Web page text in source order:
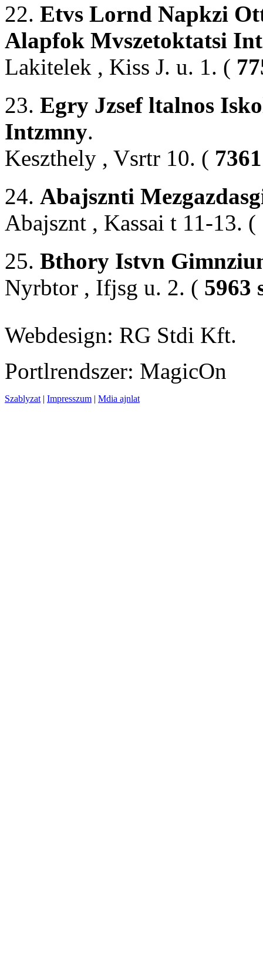
22. Etvs Lornd Napkzi
Alapfok Mvszetoktatsi
Lakitelek , Kiss J. u. 1. (
23. Egry Jzsef ltalnos
Intzmny.
Keszthely , Vsrtr 10. (
24. Abajsznti
Abajsznt , Kassai t 11-13. (
25. Bthory Istvn
Nyrbtor , Ifjsg u. 2. ( 5963
Webdesign: RG Stdi Kft.
Portlrendszer: MagicOn
Szablyzat | Impresszum | Mdia ajnlat